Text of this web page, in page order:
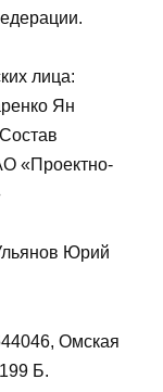
лица:
Ян
«Проектно-
Юрий
Омская
Б.